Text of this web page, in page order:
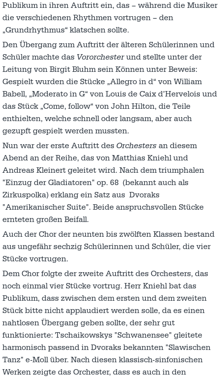
Publikum in ihren Auftritt ein, das – während die Musiker
die verschiedenen Rhythmen vortrugen – den
„Grundrhythmus“ klatschen sollte.
Den Übergang zum Auftritt der älteren Schülerinnen und
Schüler machte das Vororchesterund stellte unter der
Leitung von Birgit Bluhm sein Können unter Beweis:
Gespielt wurden die Stücke „Allegro in d“ von William
Babell, „Moderato in G“ von Louis de Caix d’Hervelois und
das Stück „Come, follow“ von John Hilton, die Teile
enthielten, welche schnell oder langsam, aber auch
gezupft gespielt werden mussten.
Nun war der erste Auftritt des Orchesters an diesem
Abend an der Reihe, das von Matthias Kniehl und
Andreas Kleinert geleitet wird. Nach dem triumphalen
"Einzug der Gladiatoren" op. 68 (bekannt auch als
Zirkuspolka) erklang ein Satz aus Dvoraks
"Amerikanischer Suite". Beide anspruchsvollen Stücke
ernteten großen Beifall.
Auch der Chor der neunten bis zwölften Klassen bestand
aus ungefähr sechzig Schülerinnen und Schüler, die vier
Stücke vortrugen.
Dem Chor folgte der zweite Auftritt des Orchesters, das
noch einmal vier Stücke vortrug. Herr Kniehl bat das
Publikum, dass zwischen dem ersten und dem zweiten
Stück bitte nicht applaudiert werden solle, da es einen
nahtlosen Übergang geben sollte, der sehr gut
funktionierte: Tschaikowskys "Schwanensee" gleitete
harmonisch passend in Dvoraks bekannten "Slawischen
Tanz" e-Moll über. Nach diesen klassisch-sinfonischen
Werken zeigte das Orchester, dass es auch in den